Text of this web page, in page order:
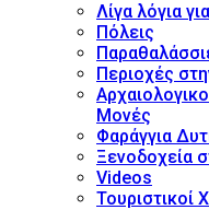
Λίγα λόγια
Πόλεις
Περιοχές
Μονές
Φαράγγια
Ξενοδοχεία
Videos
Τουριστικοί